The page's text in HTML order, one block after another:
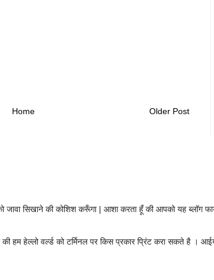
Older Post
Home
सिखाने की कोशिश करूँगा | आशा करता हूँ की आपको यह ब्लॉग
हम हेल्लो वर्ल्ड को टर्मिनल पर किस प्रकार प्रिंट करा सकते है ।